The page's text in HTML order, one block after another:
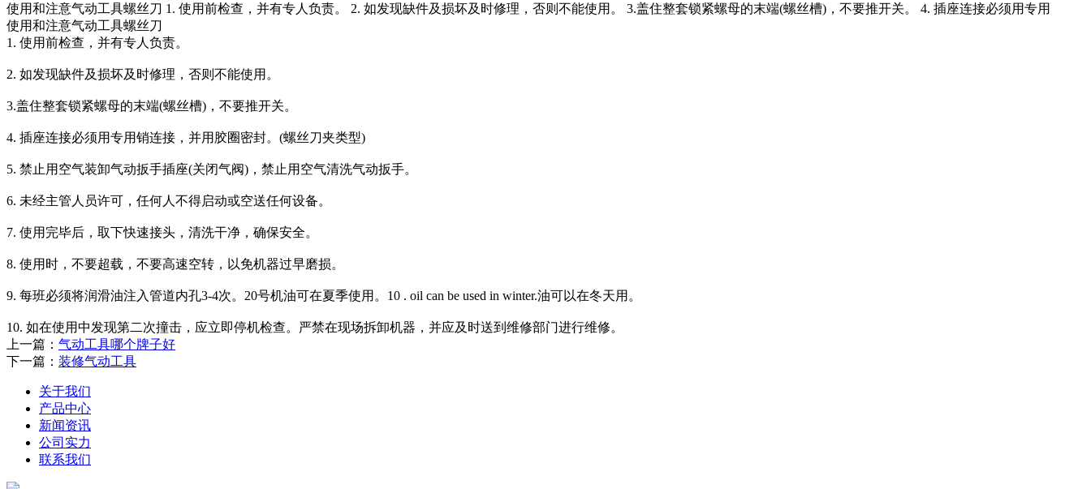
使用和注意气动工具螺丝刀 1. 使用前检查，并有专人负责。 2. 如发现缺件及损坏及时修理，否则不能使用。 3.盖住整套锁紧螺母的末端(螺丝槽)，不要推开关。 4. 插座连接必须用专用
使用和注意气动工具螺丝刀
1. 使用前检查，并有专人负责。
2. 如发现缺件及损坏及时修理，否则不能使用。
3.盖住整套锁紧螺母的末端(螺丝槽)，不要推开关。
4. 插座连接必须用专用销连接，并用胶圈密封。(螺丝刀夹类型)
5. 禁止用空气装卸气动扳手插座(关闭气阀)，禁止用空气清洗气动扳手。
6. 未经主管人员许可，任何人不得启动或空送任何设备。
7. 使用完毕后，取下快速接头，清洗干净，确保安全。
8. 使用时，不要超载，不要高速空转，以免机器过早磨损。
9. 每班必须将润滑油注入管道内孔3-4次。20号机油可在夏季使用。10 . oil can be used in winter.油可以在冬天用。
10. 如在使用中发现第二次撞击，应立即停机检查。严禁在现场拆卸机器，并应及时送到维修部门进行维修。
上一篇： 气动工具哪个牌子好
下一篇： 装修气动工具
关于我们
产品中心
新闻资讯
公司实力
联系我们